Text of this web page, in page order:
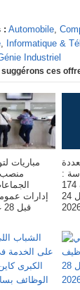
: Automobile,
, Informatique &
Industriel
suggérons ces
منصب
إدارات
قبل 28 غشت 2026
:
مباريات لتوظيف 174
مناصب. آخر أجل 24